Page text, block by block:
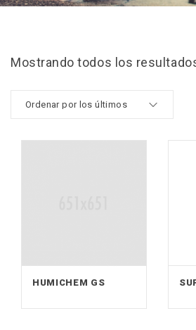
Mostrando todos los
HUMICHEM GS